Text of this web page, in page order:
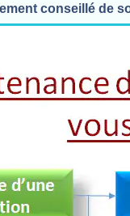
conseillé de